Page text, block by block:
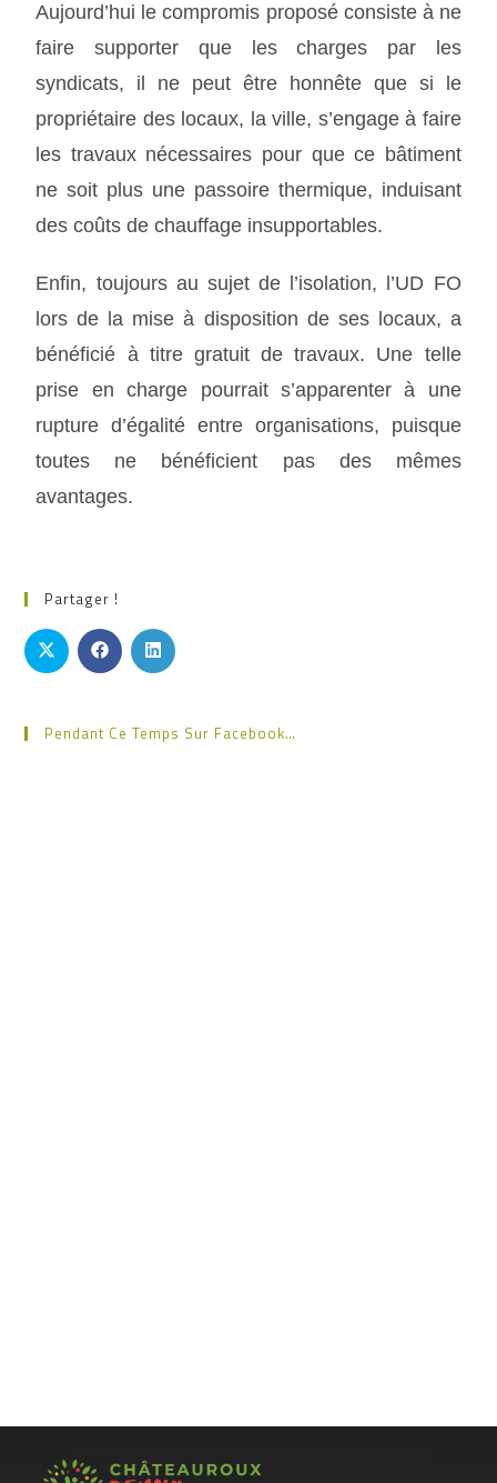
Aujourd’hui le compromis proposé consiste à ne
faire supporter que les charges par les
syndicats, il ne peut être honnête que si le
propriétaire des locaux, la ville, s’engage à faire
les travaux nécessaires pour que ce bâtiment
ne soit plus une passoire thermique, induisant
des coûts de chauffage insupportables.
Enfin, toujours au sujet de l’isolation, l’UD FO
lors de la mise à disposition de ses locaux, a
bénéficié à titre gratuit de travaux. Une telle
prise en charge pourrait s’apparenter à une
rupture d’égalité entre organisations, puisque
toutes ne bénéficient pas des mêmes
avantages.
Partager !
Pendant Ce Temps Sur Facebook…